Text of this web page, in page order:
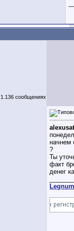
сообщениях
начнем
?
Ты
факт
денег
Legnum